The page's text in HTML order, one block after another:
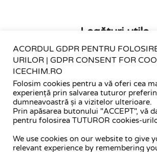
Legături utile
Fii pregătit pentru situații de
ACORDUL GDPR PENTRU
URILOR | GDPR CONSENT FOR
ICECHIM.RO
Folosim cookies pentru a vă oferi cea
experiență prin salvarea tuturor
dumneavoastră și a vizitelor ulterioare.
Prin apăsarea butonului "ACCEPT", vă
pentru folosirea TUTUROR cookies-
We use cookies on our website to give
relevant experience by remembering